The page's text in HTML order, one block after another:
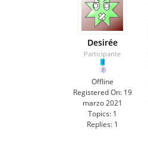
Desirée
Participante
Offline
Registered On: 19
marzo 2021
Topics: 1
Replies: 1